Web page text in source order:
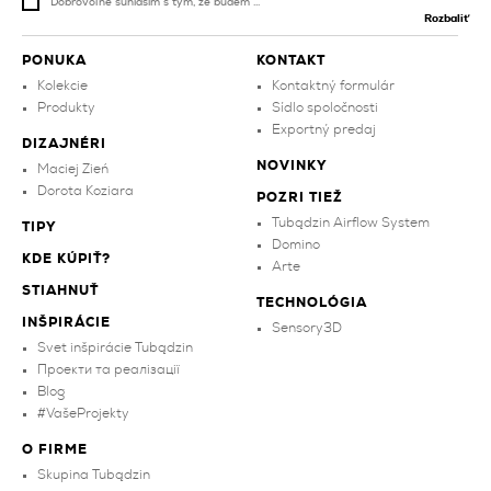
PONUKA
Kolekcie
Produkty
DIZAJNÉRI
Maciej Zień
Dorota Koziara
TIPY
KDE KÚPIŤ?
STIAHNUŤ
INŠPIRÁCIE
Svet inšpirácie Tubądzin
Проекти та реалізації
Blog
#VašeProjekty
O FIRME
Skupina Tubądzin
KONTAKT
Kontaktný formulár
Sídlo spoločnosti
Exportný predaj
NOVINKY
POZRI TIEŽ
Tubądzin Airflow System
Domino
Arte
TECHNOLÓGIA
Sensory3D
Dobrovoľne súhlasím s tým, že budem ...
Rozbaliť